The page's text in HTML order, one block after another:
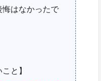
悔はなかったで
と】